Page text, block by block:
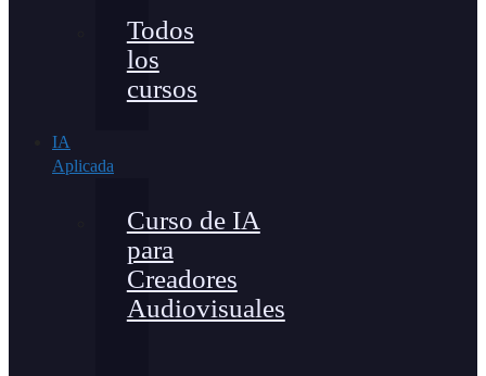
Todos
los
cursos
IA
Aplicada
Curso de IA
para
Creadores
Audiovisuales